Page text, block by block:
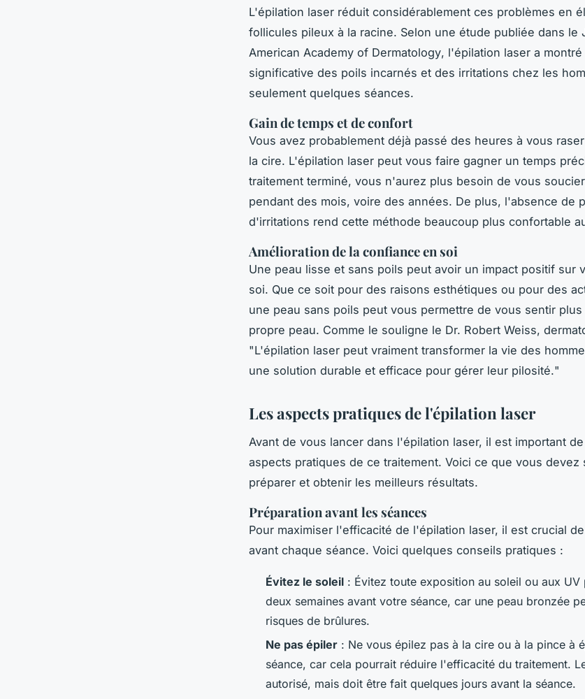
L'épilation laser réduit considérablement ces problèmes en
follicules pileux à la racine. Selon une étude publiée dans le
American Academy of Dermatology, l'épilation laser a
significative des poils incarnés et des irritations chez les
seulement quelques séances.
Gain de temps et de confort
Vous avez probablement déjà passé des heures à vous
la cire. L'épilation laser peut vous faire gagner un temps
traitement terminé, vous n'aurez plus besoin de vous
pendant des mois, voire des années. De plus, l'absence de
d'irritations rend cette méthode beaucoup plus confortable
Amélioration de la confiance en soi
Une peau lisse et sans poils peut avoir un impact positif sur
soi. Que ce soit pour des raisons esthétiques ou pour des
une peau sans poils peut vous permettre de vous sentir
propre peau. Comme le souligne le Dr. Robert Weiss,
"L'épilation laser peut vraiment transformer la vie des
une solution durable et efficace pour gérer leur pilosité."
Les aspects pratiques de l'épilation laser
Avant de vous lancer dans l'épilation laser, il est important
aspects pratiques de ce traitement. Voici ce que vous devez
préparer et obtenir les meilleurs résultats.
Préparation avant les séances
Pour maximiser l'efficacité de l'épilation laser, il est crucial
avant chaque séance. Voici quelques conseils pratiques :
Évitez le soleil : Évitez toute exposition au soleil ou aux UV
deux semaines avant votre séance, car une peau bronzée
risques de brûlures.
Ne pas épiler : Ne vous épilez pas à la cire ou à la pince à
séance, car cela pourrait réduire l'efficacité du traitement.
autorisé, mais doit être fait quelques jours avant la séance.